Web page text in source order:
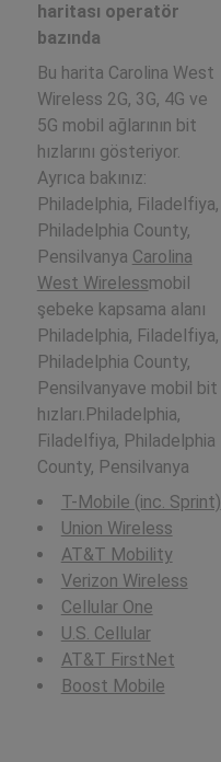
haritası operatör
bazında
Bu harita Carolina West
Wireless 2G, 3G, 4G ve
5G mobil ağlarının bit
hızlarını gösteriyor.
Ayrıca bakınız:
Philadelphia, Filadelfiya,
Philadelphia County,
Pensilvanya Carolina
West Wirelessmobil
şebeke kapsama alanı
Philadelphia, Filadelfiya,
Philadelphia County,
Pensilvanyave mobil bit
hızları.Philadelphia,
Filadelfiya, Philadelphia
County, Pensilvanya
T-Mobile (inc. Sprint)
Union Wireless
AT&T Mobility
Verizon Wireless
Cellular One
U.S. Cellular
AT&T FirstNet
Boost Mobile